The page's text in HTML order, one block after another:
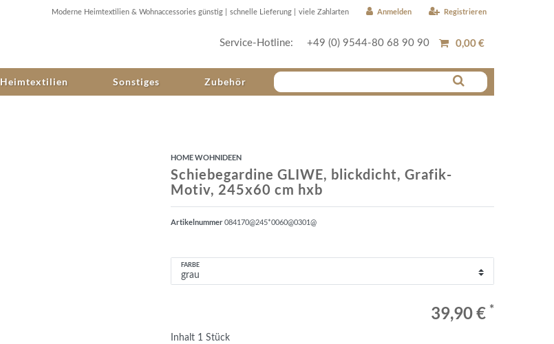
Moderne Heimtextilien & Wohnaccessories günstig | schnelle Lieferung | viele Zahlarten Anmelden Registrieren
Service-Hotline: +49 (0) 9544-80 68 90 90 0,00 €
Heimtextilien Sonstiges Zubehör
HOME WOHNIDEEN
Schiebegardine GLIWE, blickdicht, Grafik-
Motiv, 245x60 cm hxb
Artikelnummer084170@245*0060@0301@
FARBE
39,90 € *
Inhalt 1 Stück